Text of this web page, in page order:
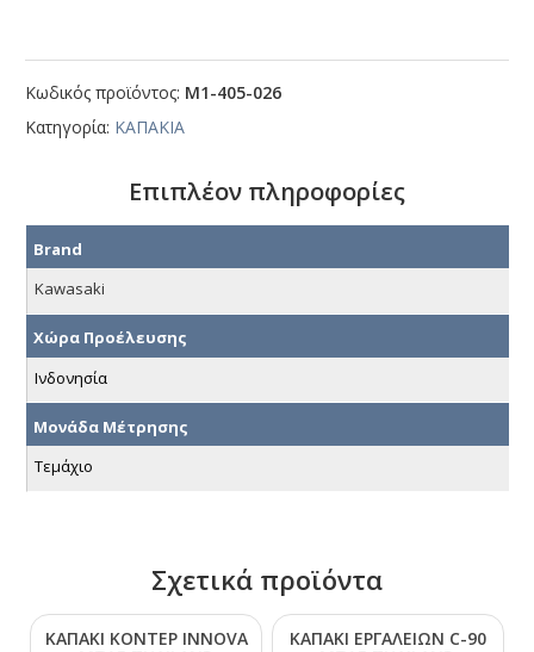
Κωδικός προϊόντος: Μ1-405-026
Κατηγορία: ΚΑΠΑΚΙΑ
Επιπλέον πληροφορίες
Brand
Kawasaki
Χώρα Προέλευσης
Ινδονησία
Μονάδα Μέτρησης
Τεμάχιο
Σχετικά προϊόντα
ΚΑΠΑΚΙ ΚΟΝΤΕΡ ΙΝΝΟVΑ
ΚΑΠΑΚΙ ΕΡΓΑΛΕΙΩΝ C-90